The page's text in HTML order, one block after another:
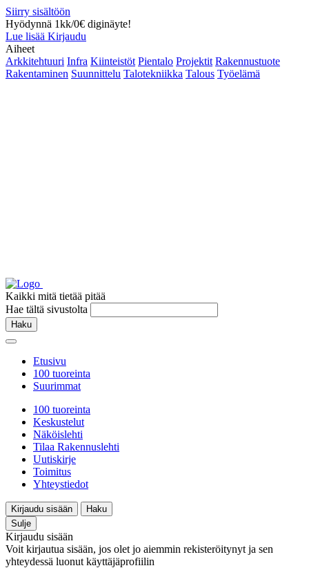
Siirry sisältöön
Hyödynnä 1kk/0€ diginäyte!
Lue lisää Kirjaudu
Aiheet
Arkkitehtuuri Infra Kiinteistöt Pientalo Projektit Rakennustuote
Rakentaminen Suunnittelu Talotekniikka Talous Työelämä
Kaikki mitä tietää pitää
Hae tältä sivustolta
Haku
Etusivu
100 tuoreinta
Suurimmat
100 tuoreinta
Keskustelut
Näköislehti
Tilaa Rakennuslehti
Uutiskirje
Toimitus
Yhteystiedot
Kirjaudu sisään
Haku
Sulje
Kirjaudu sisään
Voit kirjautua sisään, jos olet jo aiemmin rekisteröitynyt ja sen
yhteydessä luonut käyttäjäprofiilin